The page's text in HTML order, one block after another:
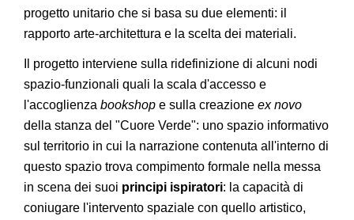
progetto unitario che si basa su due elementi: il
rapporto arte-architettura e la scelta dei materiali.
Il progetto interviene sulla ridefinizione di alcuni nodi
spazio-funzionali quali la scala d'accesso e
l'accoglienza bookshop e sulla creazione ex novo
della stanza del "Cuore Verde": uno spazio informativo
sul territorio in cui la narrazione contenuta all'interno di
questo spazio trova compimento formale nella messa
in scena dei suoi principi ispiratori: la capacità di
coniugare l'intervento spaziale con quello artistico,